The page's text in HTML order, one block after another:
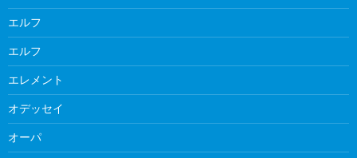
エルフ
エルフ
エレメント
オデッセイ
オーパ